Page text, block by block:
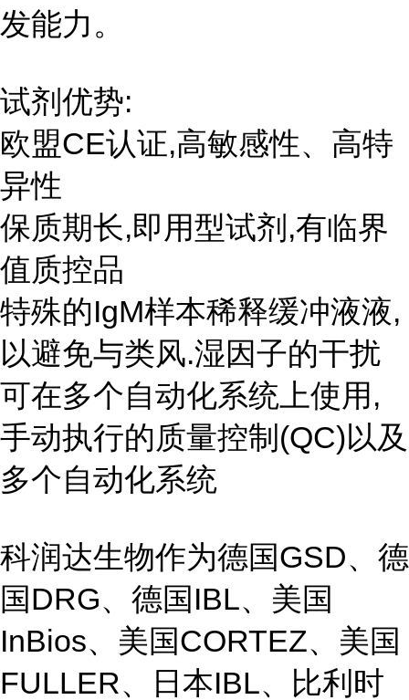
发能力。
试剂优势:
欧盟CE认证,高敏感性、高特
异性
保质期长,即用型试剂,有临界
值质控品
特殊的IgM样本稀释缓冲液液,
以避免与类风.湿因子的干扰
可在多个自动化系统上使用,
手动执行的质量控制(QC)以及
多个自动化系统
科润达生物作为德国GSD、德
国DRG、德国IBL、美国
InBios、美国CORTEZ、美国
FULLER、日本IBL、比利时